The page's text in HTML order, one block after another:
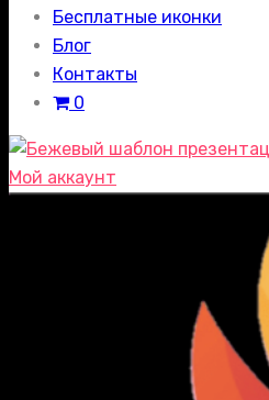
Бесплатные иконки
Блог
Контакты
0
Мой аккаунт